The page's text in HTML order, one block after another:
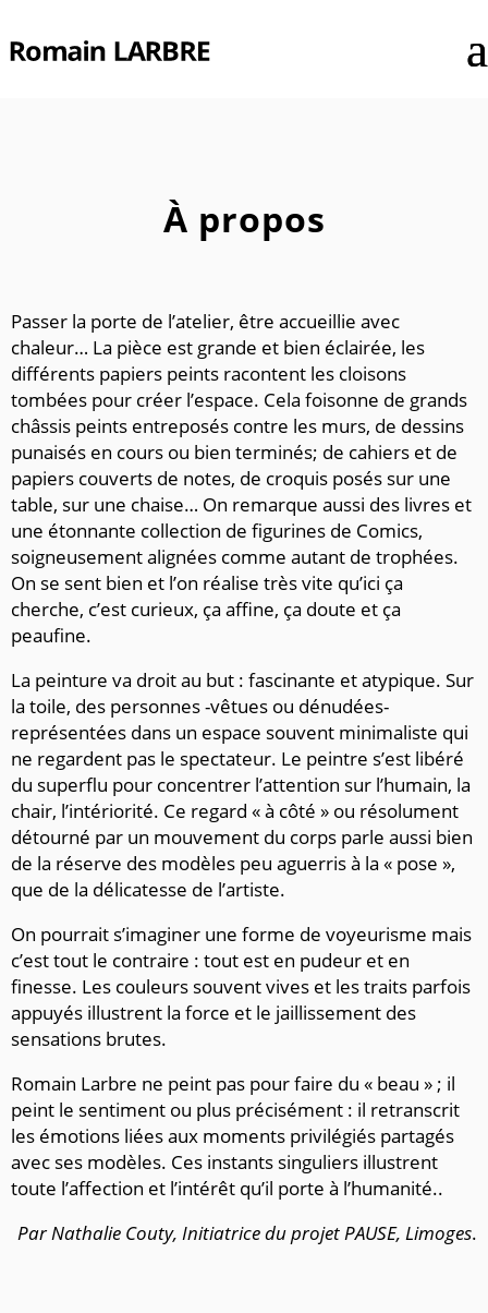
À propos
Passer la porte de l’atelier, être accueillie avec
chaleur… La pièce est grande et bien éclairée, les
différents papiers peints racontent les cloisons
tombées pour créer l’espace. Cela foisonne de grands
châssis peints entreposés contre les murs, de dessins
punaisés en cours ou bien terminés; de cahiers et de
papiers couverts de notes, de croquis posés sur une
table, sur une chaise… On remarque aussi des livres et
une étonnante collection de figurines de Comics,
soigneusement alignées comme autant de trophées.
On se sent bien et l’on réalise très vite qu’ici ça
cherche, c’est curieux, ça affine, ça doute et ça
peaufine.
La peinture va droit au but : fascinante et atypique. Sur
la toile, des personnes -vêtues ou dénudées-
représentées dans un espace souvent minimaliste qui
ne regardent pas le spectateur. Le peintre s’est libéré
du superflu pour concentrer l’attention sur l’humain, la
chair, l’intériorité. Ce regard « à côté » ou résolument
détourné par un mouvement du corps parle aussi bien
de la réserve des modèles peu aguerris à la « pose »,
que de la délicatesse de l’artiste.
On pourrait s’imaginer une forme de voyeurisme mais
c’est tout le contraire : tout est en pudeur et en
finesse. Les couleurs souvent vives et les traits parfois
appuyés illustrent la force et le jaillissement des
sensations brutes.
Romain Larbre ne peint pas pour faire du « beau » ; il
peint le sentiment ou plus précisément : il retranscrit
les émotions liées aux moments privilégiés partagés
avec ses modèles. Ces instants singuliers illustrent
toute l’affection et l’intérêt qu’il porte à l’humanité..
Par Nathalie Couty, Initiatrice du projet PAUSE, Limoges.